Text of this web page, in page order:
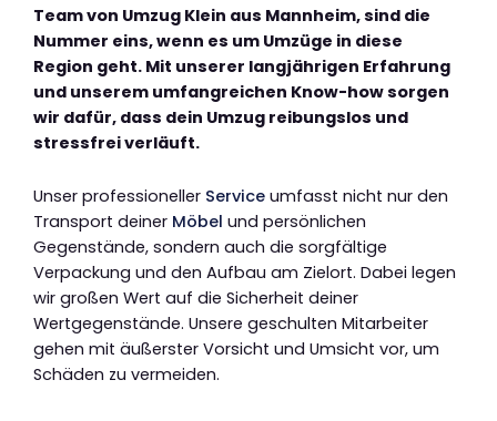
Team von Umzug Klein aus Mannheim, sind die
Nummer eins, wenn es um Umzüge in diese
Region geht. Mit unserer langjährigen Erfahrung
und unserem umfangreichen Know-how sorgen
wir dafür, dass dein Umzug reibungslos und
stressfrei verläuft.
Unser professioneller Service umfasst nicht nur den
Transport deiner Möbel und persönlichen
Gegenstände, sondern auch die sorgfältige
Verpackung und den Aufbau am Zielort. Dabei legen
wir großen Wert auf die Sicherheit deiner
Wertgegenstände. Unsere geschulten Mitarbeiter
gehen mit äußerster Vorsicht und Umsicht vor, um
Schäden zu vermeiden.